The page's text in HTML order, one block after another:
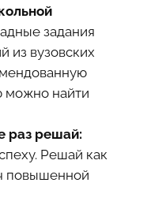
задания
из вузовских
можно найти
раз решай:
Решай как
повышенной